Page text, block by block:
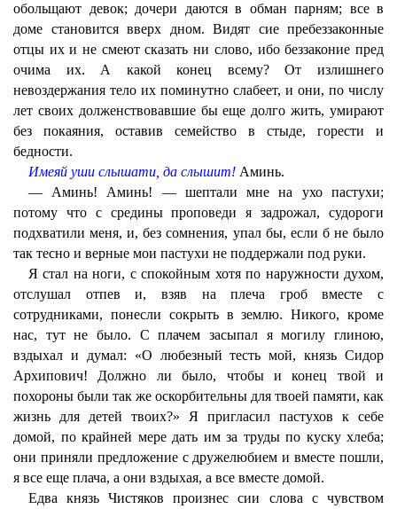
обольщают девок; дочери даются в обман парням; все в
доме становится вверх дном. Видят сие пребеззаконные
отцы их и не смеют сказать ни слово, ибо беззаконие пред
очима их. А какой конец всему? От излишнего
невоздержания тело их поминутно слабеет, и они, по числу
лет своих долженствовавшие бы еще долго жить, умирают
без покаяния, оставив семейство в стыде, горести и
бедности.
Имеяй уши слышати, да слышит!Аминь.
— Аминь! Аминь! — шептали мне на ухо пастухи;
потому что с средины проповеди я задрожал, судороги
подхватили меня, и, без сомнения, упал бы, если б не было
так тесно и верные мои пастухи не поддержали под руки.
Я стал на ноги, с спокойным хотя по наружности духом,
отслушал отпев и, взяв на плеча гроб вместе с
сотрудниками, понесли сокрыть в землю. Никого, кроме
нас, тут не было. С плачем засыпал я могилу глиною,
вздыхал и думал: «О любезный тесть мой, князь Сидор
Архипович! Должно ли было, чтобы и конец твой и
похороны были так же оскорбительны для твоей памяти, как
жизнь для детей твоих?» Я пригласил пастухов к себе
домой, по крайней мере дать им за труды по куску хлеба;
они приняли предложение с дружелюбием и вместе пошли,
я все еще плача, а они вздыхая, а все вместе домой.
Едва князь Чистяков произнес сии слова с чувством